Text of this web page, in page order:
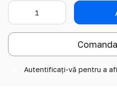
Autentificați-vă pentru a